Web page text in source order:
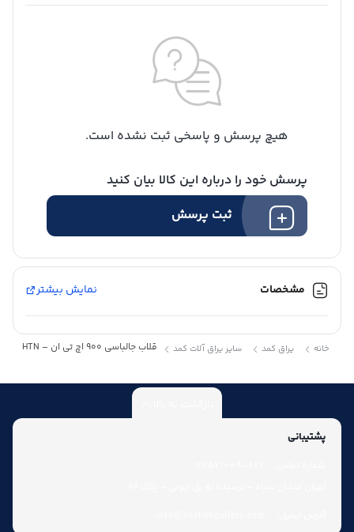
هیچ پرسش و پاسخی ثبت نشده است.
پرسش خود را درباره این کالا بیان کنید
ثبت پرسش
مشخصات نمایش بیشتر
خانه یراق کمد سایر یراق آلات کمد قلاب جالباسی 900 اچ تی ان – HTN
پشتیبانی